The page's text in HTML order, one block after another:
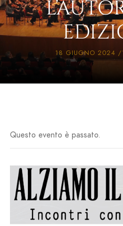
18 GIUGNO 2024
Questo evento è passato.